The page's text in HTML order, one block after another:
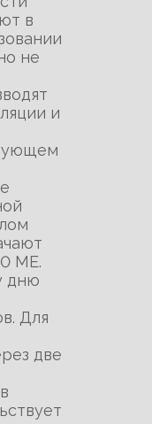
в
не
и
МЕ.
дню
Для
две